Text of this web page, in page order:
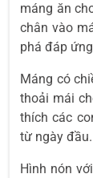
máng ăn
chân vào
phá đáp
Máng có
thoải mái
thích các
từ ngày đầu.
Hình nón